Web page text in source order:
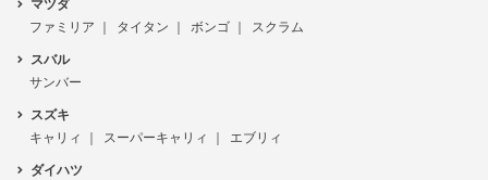
マツダ
ファミリア
タイタン ボンゴ スクラム
スバル
サンバー
スズキ
キャリィ
スーパーキャリィ エブリィ
ダイハツ